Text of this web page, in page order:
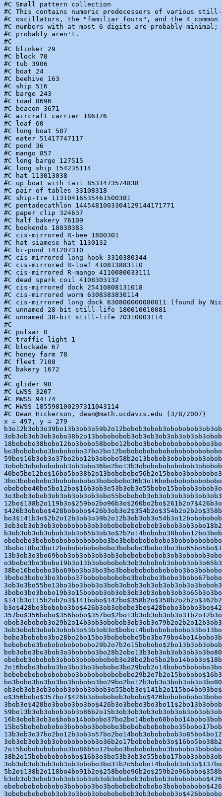
#C Small pattern collection
#C This contains numeric predecessors of various
#C oscillators, the "familiar fours", and the 4 common
#C numbers with at most 6 digits are probably
#C probably aren't.
#C
#C blinker 29
#C block 70
#C tub 3906
#C boat 24
#C beehive 163
#C ship 516
#C barge 243
#C toad 8696
#C beacon 3671
#C aircraft carrier 186176
#C loaf 60
#C long boat 587
#C eater 51417747117
#C pond 36
#C mango 857
#C long barge 127515
#C long ship 154235114
#C hat 113013038
#C up boat with tail 8531473574838
#C pair of tables 33108318
#C ship-tie 11310416535461500381
#C pentadecathlon 1445481003304129144171771
#C paper clip 324637
#C half bakery 76109
#C bookends 18030383
#C cis-mirrored R-bee 1800301
#C hat siamese hat 1130132
#C bi-pond 141207310
#C cis-mirrored long hook 3310380344
#C cis-mirrored R-loaf 410813883110
#C cis-mirrored R-mango 4110080033111
#C dead spark coil 4108303132
#C cis-mirrored dock 25410808131018
#C cis-mirrored worm 6308383830114
#C cis-mirrored long dock 630800000080011 (found by
#C unnamed 28-bit still-life 180010010081
#C unnamed 38-bit still-life 70310003114
#C
#C pulsar 0
#C traffic light 1
#C blockade 67
#C honey farm 78
#C fleet 7108
#C bakery 1672
#C
#C glider 90
#C LWSS 3207
#C MWSS 94174
#C HWSS 185598100297311043114
#C Dean Hickerson, dean@math.ucdavis.edu (3/8/2007)
x = 497, y = 279